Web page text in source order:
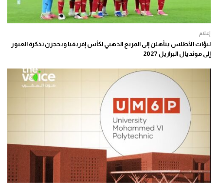
إعلام
لبؤات الأطلس يتأهلن إلى المربع الذهبي لكأس إفريقيا ويحجزن تذكرة العبور
إلى مونديال البرازيل 2027